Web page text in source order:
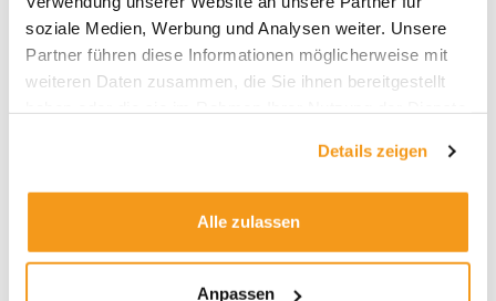
soziale Medien, Werbung und Analysen weiter. Unsere
Partner führen diese Informationen möglicherweise mit
weiteren Daten zusammen, die Sie ihnen bereitgestellt
Details zeigen
Alle zulassen
Anpassen
Peitsche zücken und die US-Regierung zur
Haushaltsdisziplin zwingen werden. Rettet der
Kapitalismus die Stabilität des Finanzsystems? Wir
gehen dieser Frage nach. Der Begriff „Bond
Vigilante“ wurde in den 1980er Jahren von
S&P